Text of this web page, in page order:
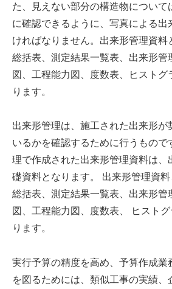
た、見えない部分の構造物について
に確認できるように、写真による出
ければなりません。出来形管理資料
総括表、測定結果一覧表、出来形管
図、工程能力図、度数表、ヒストグ
ります。
出来形管理は、施工された出来形が
いるかを確認するために行うもので
理で作成された出来形管理資料は、
礎資料となります。 出来形管理資
総括表、測定結果一覧表、出来形管
図、工程能力図、度数表、 ヒスト
ります。
実行予算の精度を高め、予算作成業
を図るためには、類似工事の実績、